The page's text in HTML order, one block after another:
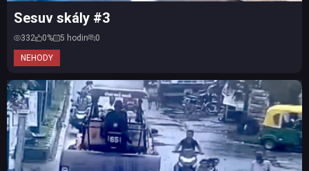
NEHODY
Sesuv skály #3
332 0% 5 hodin 0